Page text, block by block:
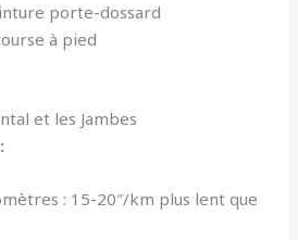
porte-dossard
à pied
et les Jambes
: 15-20″/km plus lent que